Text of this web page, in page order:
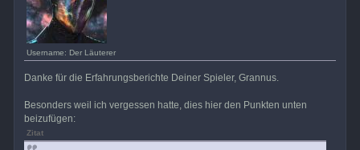
Username: Der Läuterer
Danke für die Erfahrungsberichte Deiner Spieler, Grannus.
Besonders weil ich vergessen hatte, dies hier den Punkten unten
beizufügen:
Zitat